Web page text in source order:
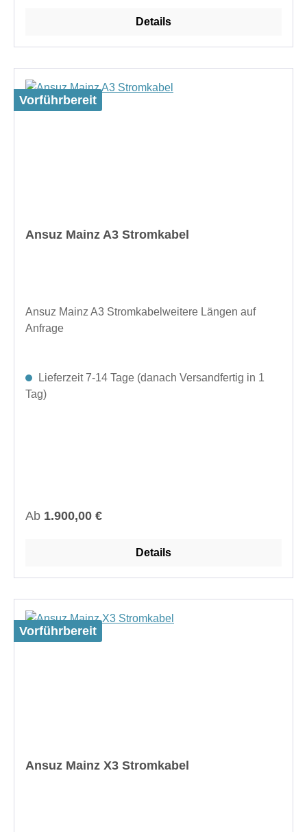
Details
Vorführbereit
Ansuz Mainz A3 Stromkabel
Ansuz Mainz A3 Stromkabelweitere Längen auf
Anfrage
Lieferzeit 7-14 Tage (danach Versandfertig in 1
Tag)
Regulärer Preis:
Ab 1.900,00 €
Details
Vorführbereit
Ansuz Mainz X3 Stromkabel